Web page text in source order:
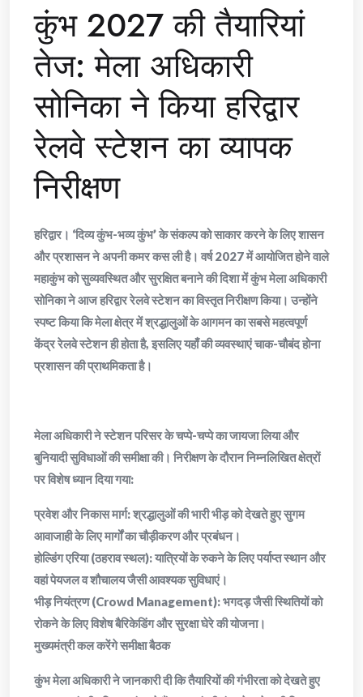
कुंभ 2027 की तैयारियां
तेज: मेला अधिकारी
सोनिका ने किया हरिद्वार
रेलवे स्टेशन का व्यापक
निरीक्षण
हरिद्वार। ‘दिव्य कुंभ-भव्य कुंभ’ के संकल्प को साकार करने के लिए शासन
और प्रशासन ने अपनी कमर कस ली है। वर्ष 2027 में आयोजित होने वाले
महाकुंभ को सुव्यवस्थित और सुरक्षित बनाने की दिशा में कुंभ मेला अधिकारी
सोनिका ने आज हरिद्वार रेलवे स्टेशन का विस्तृत निरीक्षण किया। उन्होंने
स्पष्ट किया कि मेला क्षेत्र में श्रद्धालुओं के आगमन का सबसे महत्वपूर्ण
केंद्र रेलवे स्टेशन ही होता है, इसलिए यहाँ की व्यवस्थाएं चाक-चौबंद होना
प्रशासन की प्राथमिकता है।
​मेला अधिकारी ने स्टेशन परिसर के चप्पे-चप्पे का जायजा लिया और
बुनियादी सुविधाओं की समीक्षा की। निरीक्षण के दौरान निम्नलिखित क्षेत्रों
पर विशेष ध्यान दिया गया:
​प्रवेश और निकास मार्ग: श्रद्धालुओं की भारी भीड़ को देखते हुए सुगम
आवाजाही के लिए मार्गों का चौड़ीकरण और प्रबंधन।
​होल्डिंग एरिया (ठहराव स्थल): यात्रियों के रुकने के लिए पर्याप्त स्थान और
वहां पेयजल व शौचालय जैसी आवश्यक सुविधाएं।
​भीड़ नियंत्रण (Crowd Management): भगदड़ जैसी स्थितियों को
रोकने के लिए विशेष बैरिकेडिंग और सुरक्षा घेरे की योजना।
​मुख्यमंत्री कल करेंगे समीक्षा बैठक
​कुंभ मेला अधिकारी ने जानकारी दी कि तैयारियों की गंभीरता को देखते हुए